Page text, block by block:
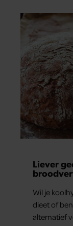
Liever
Wil je
dieet of
alternatief